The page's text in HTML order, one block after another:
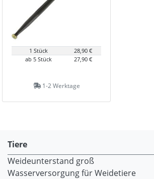
1 Stück
28,90 €
ab 5 Stück
27,90 €
1-2 Werktage
Tiere
Weideunterstand groß
Wasserversorgung für Weidetiere